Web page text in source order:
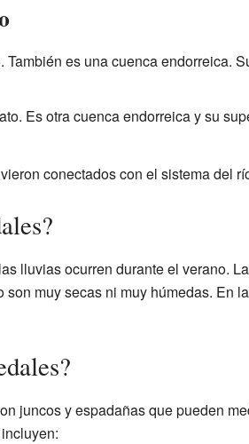
es una cuenca endorreica.
Es otra cuenca endorreica y su
conectados con el sistema del
lluvias ocurren durante el verano.
muy secas ni muy húmedas. En
juncos y espadañas que pueden